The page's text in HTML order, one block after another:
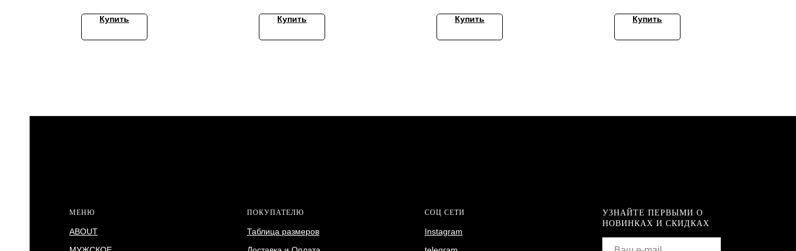
Купить Купить Купить Купить
МЕНЮ
ABOUT
ПОКУПАТЕЛЮ
Таблица размеров
СОЦ СЕТИ
Instagram
УЗНАЙТЕ ПЕРВЫМИ О
НОВИНКАХ И СКИДКАХ